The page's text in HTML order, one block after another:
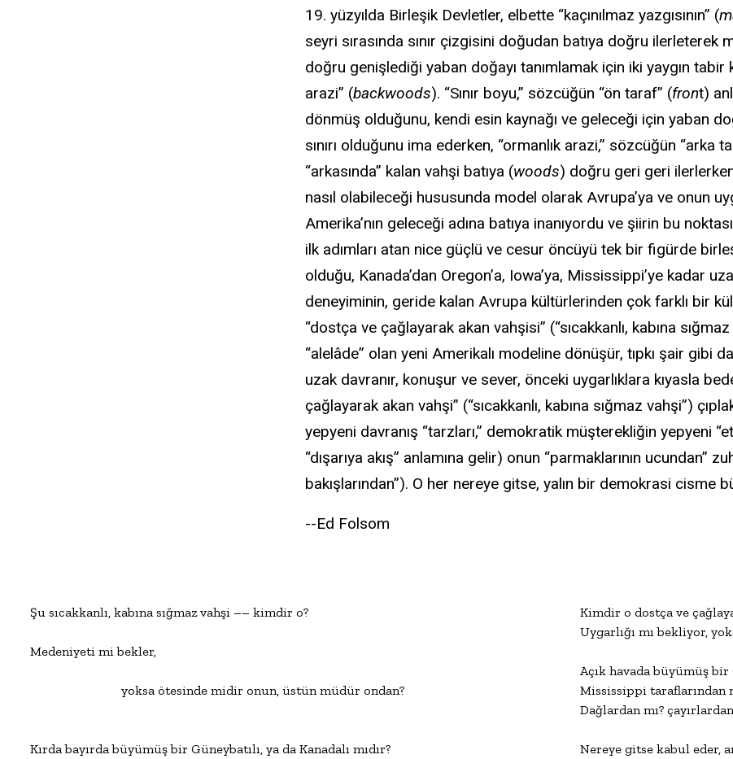
19. yüzyılda Birleşik Devletler, elbette “kaçınılmaz yazgısının” (
seyri sırasında sınır çizgisini doğudan batıya doğru ilerleterek
doğru genişlediği yaban doğayı tanımlamak için iki yaygın tabir
arazi” (backwoods). “Sınır boyu,” sözcüğün “ön taraf” (front)
dönmüş olduğunu, kendi esin kaynağı ve geleceği için yaban
sınırı olduğunu ima ederken, “ormanlık arazi,” sözcüğün “arka
“arkasında” kalan vahşi batıya (woods) doğru geri geri
nasıl olabileceği hususunda model olarak Avrupa’ya ve onun
Amerika’nın geleceği adına batıya inanıyordu ve şiirin bu
ilk adımları atan nice güçlü ve cesur öncüyü tek bir figürde
olduğu, Kanada’dan Oregon’a, Iowa’ya, Mississippi’ye kadar
deneyiminin, geride kalan Avrupa kültürlerinden çok farklı bir
“dostça ve çağlayarak akan vahşisi” (“sıcakkanlı, kabına
“alelâde” olan yeni Amerikalı modeline dönüşür, tıpkı şair gibi
uzak davranır, konuşur ve sever, önceki uygarlıklara kıyasla
çağlayarak akan vahşi” (“sıcakkanlı, kabına sığmaz vahşi”)
yepyeni davranış “tarzları,” demokratik müşterekliğin yepyeni
“dışarıya akış” anlamına gelir) onun “parmaklarının ucundan”
bakışlarından”). O her nereye gitse, yalın bir demokrasi cisme
--Ed Folsom
Şu sıcakkanlı, kabına sığmaz vahşi –– kimdir o?
Medeniyeti mi bekler,
                            yoksa ötesinde midir onun, üstün müdür ondan?
Kırda bayırda büyümüş bir Güneybatılı, ya da Kanadalı mıdır?
Kimdir o dostça ve
Uygarlığı mı bekliyor,
Açık havada büyümüş bir
Mississippi taraflarından
Dağlardan mı?
Nereye gitse kabul eder,